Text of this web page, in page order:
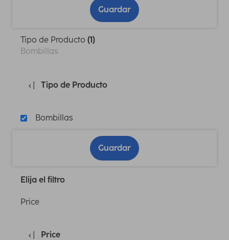
Guardar
Tipo de Producto (1)
Bombillas
Tipo de Producto
Bombillas
Guardar
Elija el filtro
Price
Price